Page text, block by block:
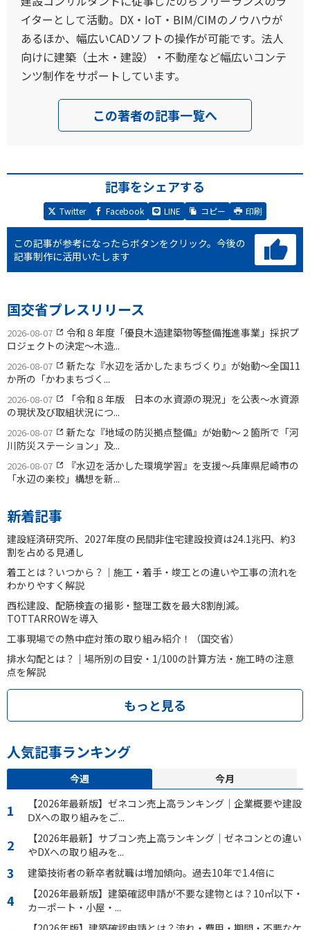
イターとして活動。DX・IoT・BIM/CIMのノウハウが
あるほか、幅広いCADソフトの操作が可能です。法人
向けに建築（土木・建設）・不動産など幅広いコンテ
ンツ制作をサポートしています。
この著者の記事一覧へ
記事をシェアする
Twitter Facebook LINE コピー 印刷
この記事が参考になったらボタンをクリック。 今後の
記事制作に活用いたします
国交省プレスリリース
2026-08-07
令和８年度「優良木造建築物等整備推進事業」採択プ
ロジェクトの決定〜木造...
2026-08-07
新たな『水辺を活かしたまちづくり』が始動〜全国11
か所の「かわまちづく...
2026-08-07
「令和８年版 日本の水資源の現況」を公表〜水資源
の現状及び取組状況につ...
2026-08-07
新たな『地域の防災拠点整備』が始動〜２箇所で「河
川防災ステーション」及...
2026-08-07
『水辺を活かした環境学習』を支援〜兵庫県尼崎市の
「水辺の楽校」構想を新...
新着記事
建設経済研究所、2027年度の民間非住宅建設投資は24.1兆円、約3
割を占める見通し
着工とは？いつから？｜施工・着手・竣工との違いや工事の流れを
わかりやすく解説
西松建設、配筋検査の撮影・整理工数を最大8割削減。
TOTTARROWを導入
工事現場での熱中症対策の取り組み紹介！（国交省）
排水勾配とは？｜場所別の目安・1/100の計算方法・施工時の注意
点を解説
もっと見る
人気記事ランキング
今週
今月
【2026年最新版】ゼネコン売上高ランキング｜企業概要や建設
ⅮXへの取り組みをご...
【2026年最新】サブコン売上高ランキング｜ゼネコンとの違い
やDXへの取り組みを...
建築技術者の新卒者就職は増加傾向。過去10年で1.4倍に
【2026年最新版】建築確認申請が不要な建物とは？10㎡以下・
カーポート・小屋・...